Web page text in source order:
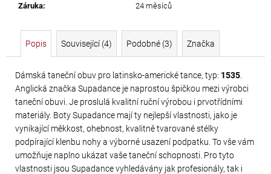
Záruka: 24 měsíců
Popis Související (4) Podobné (3) Značka
Dámská taneční obuv pro latinsko-americké tance, typ: 1535
Anglická značka Supadance je naprostou špičkou mezi výrobci
taneční obuvi. Je proslulá kvalitní ruční výrobou i prvotřídními
materiály. Boty Supadance mají ty nejlepší vlastnosti, jako je
vynikající měkkost, ohebnost, kvalitně tvarované stélky
podpírající klenbu nohy a výborné usazení podpatku. To vše vám
umožňuje naplno ukázat vaše taneční schopnosti. Pro tyto
vlastnosti jsou Supadance vyhledávány jak profesionály, tak i
NH
CRYSTAL
55
Kč